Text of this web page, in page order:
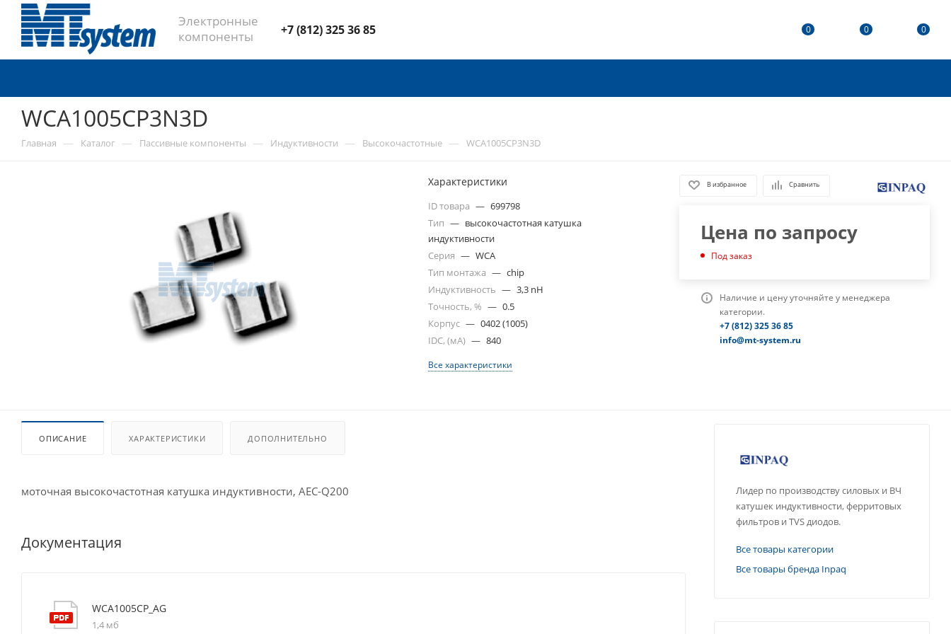
Электронные
компоненты
+7 (812) 325 36 85 0 0 0
WCA1005CP3N3D
Главная — Каталог — Пассивные компоненты — Индуктивности — Высокочастотные — WCA1005CP3N3D
Характеристики
ID товара — 699798
Тип — высокочастотная катушка
индуктивности
Серия — WCA
Тип монтажа — chip
Индуктивность — 3,3 nH
Точность, % — 0.5
Корпус — 0402 (1005)
IDC, (мА) — 840
Все характеристики
В избранное Сравнить
Цена по запросу
Под заказ
Наличие и цену уточняйте у менеджера
категории.
+7 (812) 325 36 85
info@mt-system.ru
ОПИСАНИЕ ХАРАКТЕРИСТИКИ ДОПОЛНИТЕЛЬНО
моточная высокочастотная катушка индуктивности, AEC-Q200
Документация
WCA1005CP_AG
1,4 мб
Лидер по производству силовых и ВЧ
катушек индуктивности, ферритовых
фильтров и TVS диодов.
Все товары категории
Все товары бренда Inpaq